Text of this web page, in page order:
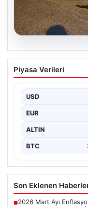
Polisten
Yakayı Ele
Eskişehir’de polis
bulundu. Ancak
Piyasa Verileri
USD
EUR
ALTIN
BTC
Son Eklenen
■2026 Mart Ayı